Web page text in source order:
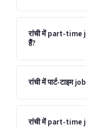
रांची में part-time
हैं?
रांची में पार्ट-टाइम
रांची में part-